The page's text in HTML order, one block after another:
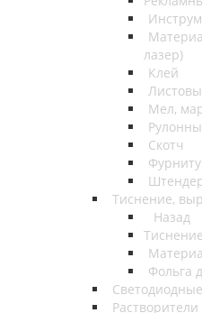
лазер)
Клей
Мел,
Скотч
Тиснение,
Назад
Фольга
Растворители